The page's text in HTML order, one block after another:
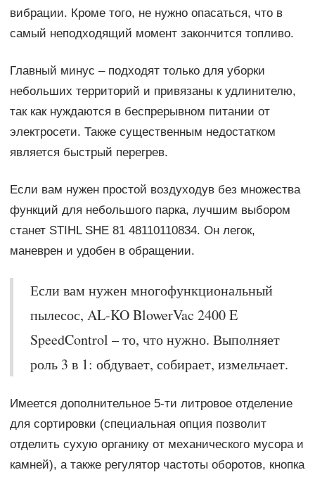
вибрации. Кроме того, не нужно опасаться, что в
самый неподходящий момент закончится топливо.
Главный минус – подходят только для уборки
небольших территорий и привязаны к удлинителю,
так как нуждаются в беспрерывном питании от
электросети. Также существенным недостатком
является быстрый перегрев.
Если вам нужен простой воздуходув без множества
функций для небольшого парка, лучшим выбором
станет STIHL SHE 81 48110110834. Он легок,
маневрен и удобен в обращении.
Если вам нужен многофункциональный
пылесос, AL-KO BlowerVac 2400 E
SpeedControl – то, что нужно. Выполняет
роль 3 в 1: обдувает, собирает, измельчает.
Имеется дополнительное 5-ти литровое отделение
для сортировки (специальная опция позволит
отделить сухую органику от механического мусора и
камней), а также регулятор частоты оборотов, кнопка